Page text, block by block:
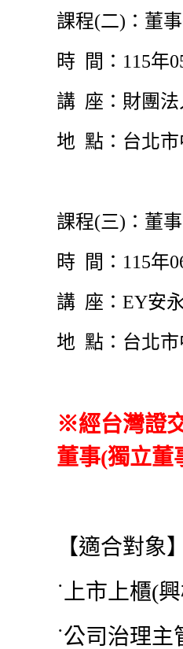
課程(二)：董
時 間：115年
講 座：財團法
地 點：台北市
課程(三)：董
時 間：115年
講 座：EY安
地 點：台北市
※經台灣證
董事(獨立董
【適合對象】
˙上市上櫃(
˙公司治理